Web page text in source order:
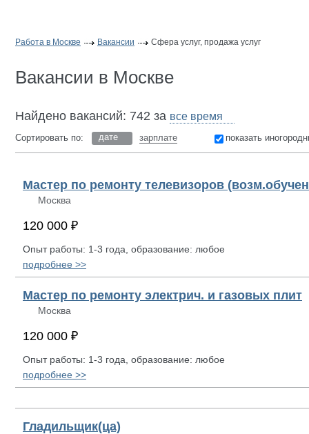
Работа в Москве Вакансии Сфера услуг, продажа услуг
Вакансии в Москве
Найдено вакансий: 742 за
Сортировать по: дате зарплате показать
Мастер по ремонту телевизоров
Москва
120 000 ₽
Опыт работы: 1-3 года, образование: любое
подробнее >>
Мастер по ремонту электрич. и газовых плит
Москва
120 000 ₽
Опыт работы: 1-3 года, образование: любое
подробнее >>
Гладильщик(ца)